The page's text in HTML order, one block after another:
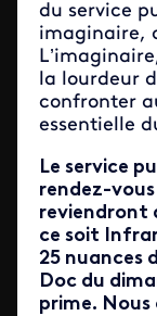
du service
imaginaire,
la lourdeur
confronter
essentielle
Le service
rendez-
reviendront
ce soit
25 nuances
Doc du
prime.